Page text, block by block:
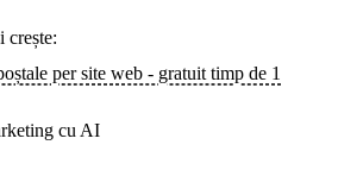
crește:
per site web - gratuit timp de 1
cu AI